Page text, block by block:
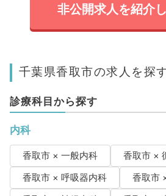
非公開求人を紹介
千葉県香取市の求人を探
診療科目から探す
内科
香取市 × 一般内科
香取市 ×
香取市 × 呼吸器内科
香取市